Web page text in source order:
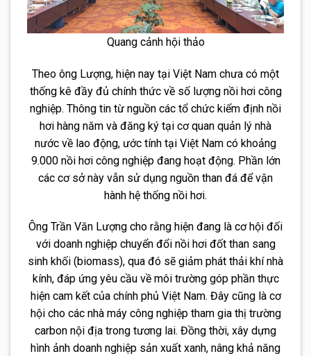
Quang cảnh hội thảo
Theo ông Lượng, hiện nay tại Việt Nam chưa có một
thống kê đầy đủ chính thức về số lượng nồi hơi công
nghiệp. Thông tin từ nguồn các tổ chức kiểm định nồi
hơi hàng năm và đăng ký tại cơ quan quản lý nhà
nước về lao động, ước tính tại Việt Nam có khoảng
9.000 nồi hơi công nghiệp đang hoạt động. Phần lớn
các cơ sở này vẫn sử dụng nguồn than đá để vận
hành hệ thống nồi hơi.
Ông Trần Văn Lượng cho rằng hiện đang là cơ hội đối
với doanh nghiệp chuyển đổi nồi hơi đốt than sang
sinh khối (biomass), qua đó sẽ giảm phát thải khí nhà
kính, đáp ứng yêu cầu về môi trường góp phần thực
hiện cam kết của chính phủ Việt Nam. Đây cũng là cơ
hội cho các nhà máy công nghiệp tham gia thị trường
carbon nội địa trong tương lai. Đồng thời, xây dựng
hình ảnh doanh nghiệp sản xuất xanh, nâng khả năng